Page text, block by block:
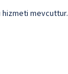
mevcuttur.